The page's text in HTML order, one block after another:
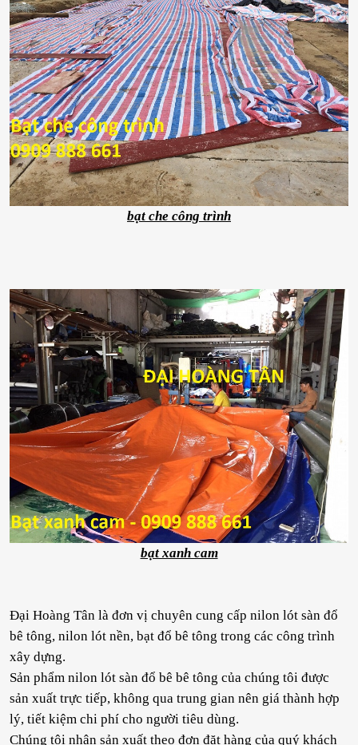
bạt che công trình
bạt xanh cam
Đại Hoàng Tân là đơn vị chuyên cung cấp nilon lót sàn đổ
bê tông, nilon lót nền, bạt đổ bê tông trong các công trình
xây dựng.
Sản phẩm nilon lót sàn đổ bê bê tông của chúng tôi được
sản xuất trực tiếp, không qua trung gian nên giá thành hợp
lý, tiết kiệm chi phí cho người tiêu dùng.
Chúng tôi nhận sản xuất theo đơn đặt hàng của quý khách